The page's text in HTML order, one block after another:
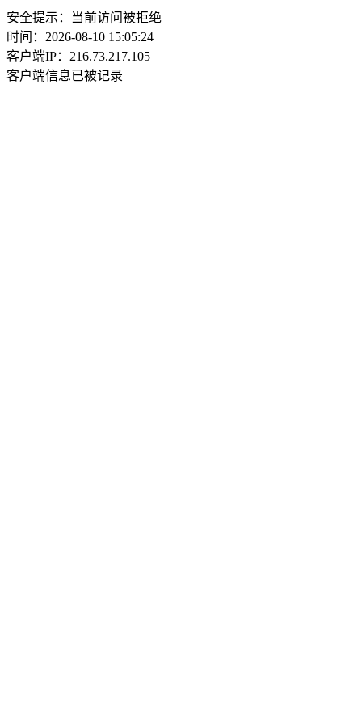
安全提示：当前访问被拒绝
时间：2026-08-10 15:05:24
客户端IP：216.73.217.105
客户端信息已被记录